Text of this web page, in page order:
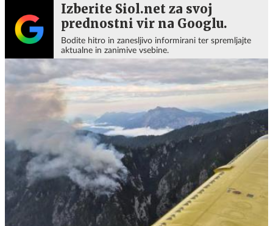
Izberite Siol.net za svoj
prednostni vir na Googlu.
Bodite hitro in zanesljivo informirani ter spremljajte
aktualne in zanimive vsebine.